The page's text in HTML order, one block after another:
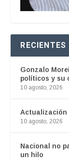
RECIENTES
Gonzalo
políticos y su
10 agosto, 2026
Actualización
10 agosto, 2026
Nacional no
un hilo